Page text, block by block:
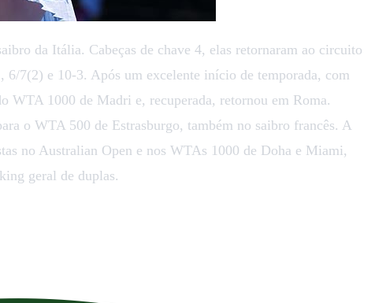
da Itália. Cabeças de chave 4, elas retornaram ao circuito
6/7(2) e 10-3. Após um excelente início de temporada, com
WTA 1000 de Madri e, recuperada, retornou em Roma.
o WTA 500 de Estrasburgo, também no saibro francês. A
no Australian Open e nos WTAs 1000 de Doha e Miami,
geral de duplas.